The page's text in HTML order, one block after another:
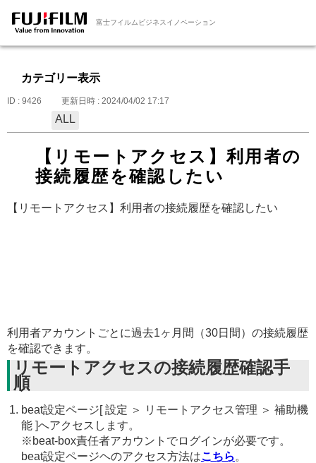
富士フイルムビジネスイノベーション
カテゴリー表示
ID : 9426 更新日時 : 2024/04/02 17:17
ALL
【リモートアクセス】利用者の
接続履歴を確認したい
【リモートアクセス】利用者の接続履歴を確認したい
利用者アカウントごとに過去1ヶ月間（30日間）の接続履歴
を確認できます。
リモートアクセスの接続履歴確認手
順
beat設定ページ[ 設定 ＞ リモートアクセス管理 ＞ 補助機
能 ]へアクセスします。
※beat-box責任者アカウントでログインが必要です。
beat設定ページヘのアクセス方法はこちら 。